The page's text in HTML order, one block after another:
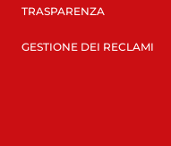
TRASPARENZA
GESTIONE DEI RECLAMI